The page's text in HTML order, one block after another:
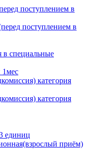
поступлением в
поступлением в
в специальные
1мес
категория
категория
единиц
приём)